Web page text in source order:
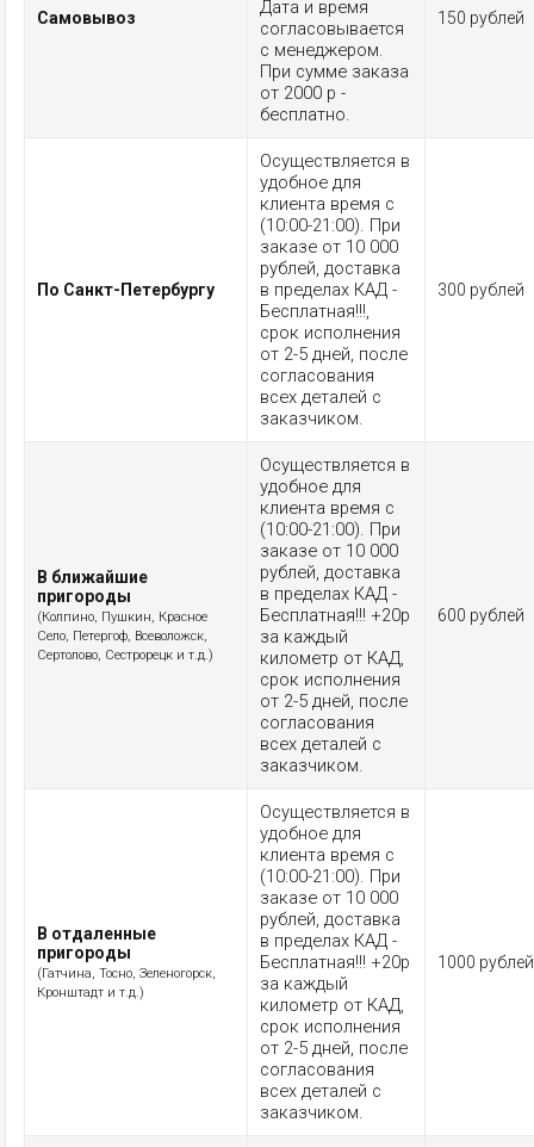
Самовывоз
Дата и время
согласовывается
с менеджером.
При сумме заказа
от 2000 р -
бесплатно.
150 рублей
По Санкт-Петербургу
Осуществляется в
удобное для
клиента время с
(10:00-21:00). При
заказе от 10 000
рублей, доставка
в пределах КАД -
Бесплатная!!!,
срок исполнения
от 2-5 дней, после
согласования
всех деталей с
заказчиком.
300 рублей
В ближайшие
пригороды
(Колпино, Пушкин, Красное
Село, Петергоф, Всеволожск,
Сертолово, Сестрорецк и т.д.)
Осуществляется в
удобное для
клиента время с
(10:00-21:00). При
заказе от 10 000
рублей, доставка
в пределах КАД -
Бесплатная!!! +20р
за каждый
километр от КАД,
срок исполнения
от 2-5 дней, после
согласования
всех деталей с
заказчиком.
600 рублей
В отдаленные
пригороды
(Гатчина, Тосно, Зеленогорск,
Кронштадт и т.д.)
Осуществляется в
удобное для
клиента время с
(10:00-21:00). При
заказе от 10 000
рублей, доставка
в пределах КАД -
Бесплатная!!! +20р
за каждый
километр от КАД,
срок исполнения
от 2-5 дней, после
согласования
всех деталей с
заказчиком.
1000 рублей